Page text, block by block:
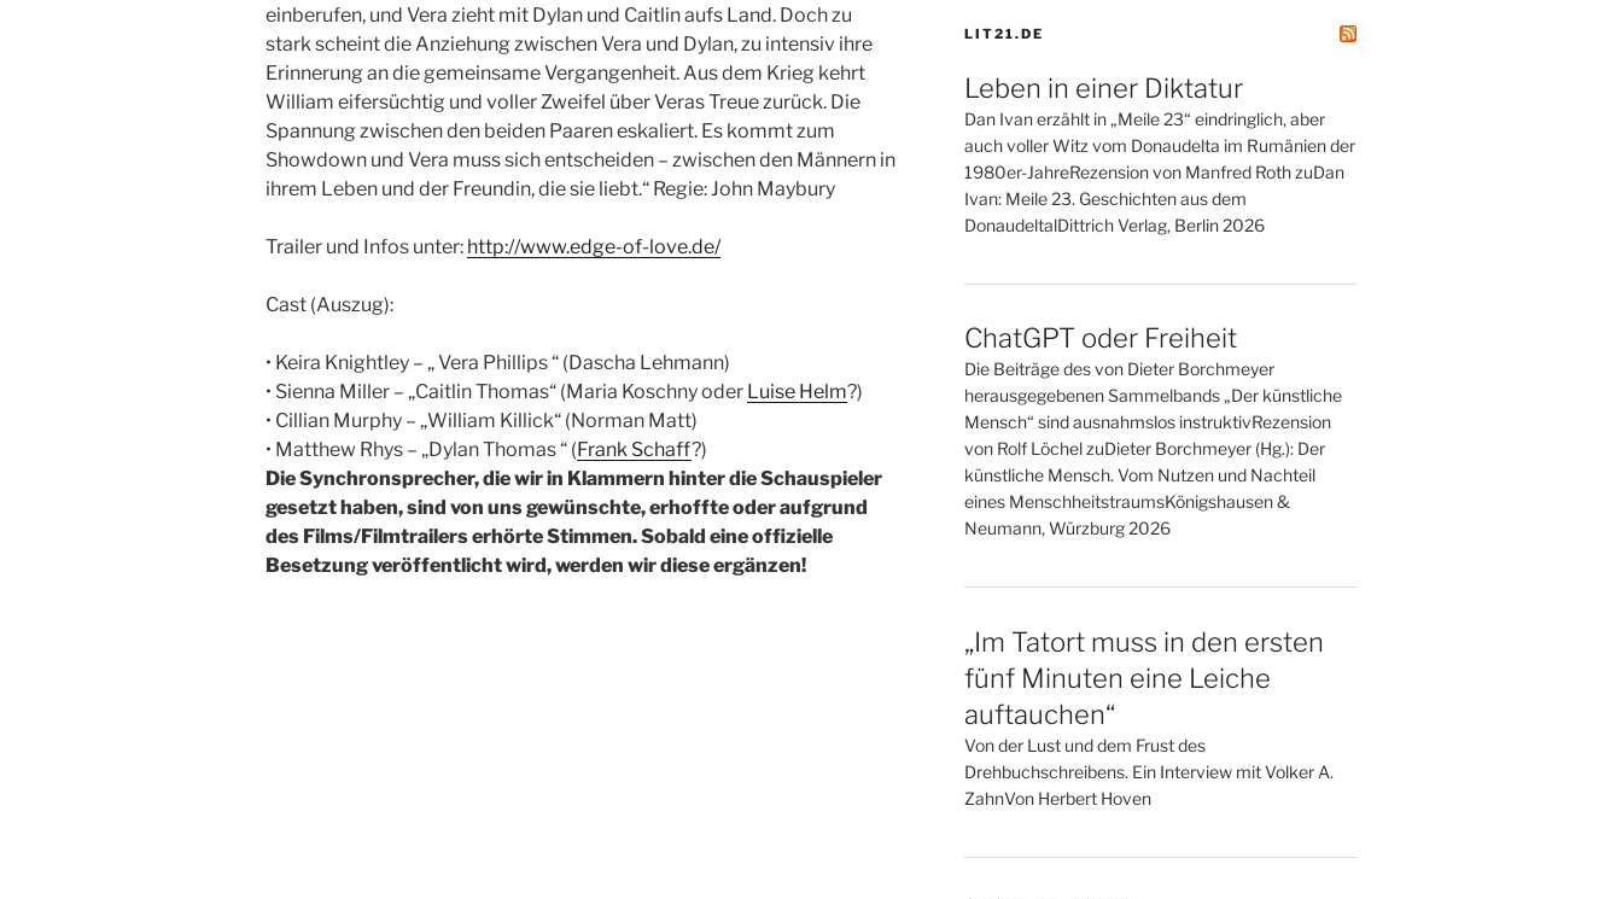
einberufen, und Vera zieht mit Dylan und Caitlin aufs Land. Doch zu
stark scheint die Anziehung zwischen Vera und Dylan, zu intensiv ihre
Erinnerung an die gemeinsame Vergangenheit. Aus dem Krieg kehrt
William eifersüchtig und voller Zweifel über Veras Treue zurück. Die
Spannung zwischen den beiden Paaren eskaliert. Es kommt zum
Showdown und Vera muss sich entscheiden – zwischen den Männern in
ihrem Leben und der Freundin, die sie liebt.“ Regie: John Maybury
Trailer und Infos unter: http://www.edge-of-love.de/
Cast (Auszug):
• Keira Knightley – „ Vera Phillips “ (Dascha Lehmann)
• Sienna Miller – „Caitlin Thomas“ (Maria Koschny oder Luise Helm?)
• Cillian Murphy – „William Killick“ (Norman Matt)
• Matthew Rhys – „Dylan Thomas “ (Frank Schaff?)
Die Synchronsprecher, die wir in Klammern hinter die Schauspieler
gesetzt haben, sind von uns gewünschte, erhoffte oder aufgrund
des Films/Filmtrailers erhörte Stimmen. Sobald eine offizielle
Besetzung veröffentlicht wird, werden wir diese ergänzen!
LIT21.DE
Leben in einer Diktatur
Dan Ivan erzählt in „Meile 23“ eindringlich, aber
auch voller Witz vom Donaudelta im Rumänien der
1980er-JahreRezension von Manfred Roth zuDan
Ivan: Meile 23. Geschichten aus dem
DonaudeltalDittrich Verlag, Berlin 2026
ChatGPT oder Freiheit
Die Beiträge des von Dieter Borchmeyer
herausgegebenen Sammelbands „Der künstliche
Mensch“ sind ausnahmslos instruktivRezension
von Rolf Löchel zuDieter Borchmeyer (Hg.): Der
künstliche Mensch. Vom Nutzen und Nachteil
eines MenschheitstraumsKönigshausen &
Neumann, Würzburg 2026
„Im Tatort muss in den ersten
fünf Minuten eine Leiche
auftauchen“
Von der Lust und dem Frust des
Drehbuchschreibens. Ein Interview mit Volker A.
ZahnVon Herbert Hoven